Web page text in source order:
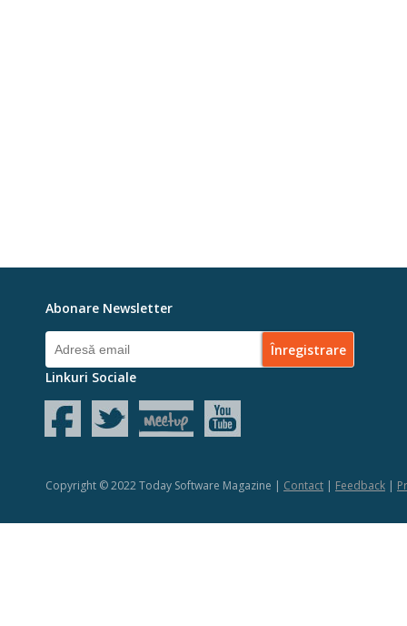
Abonare Newsletter
Linkuri Sociale
Copyright © 2022 Today Software Magazine | Contact | Feedback |